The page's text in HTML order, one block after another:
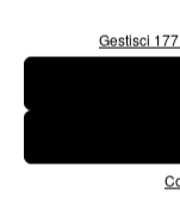
Gestisci